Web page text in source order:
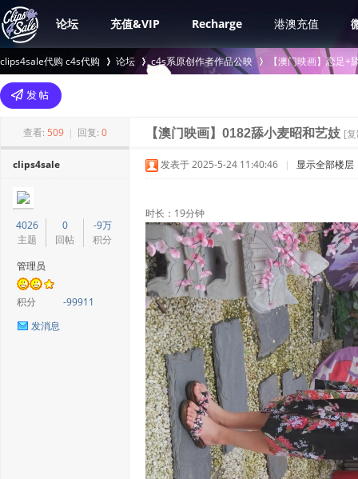
论坛 充值&VIP Recharge 港澳充值
clips4sale代购 c4s代购
>
论坛 c4s系原创作者作品公映
›
【澳门映画】恋足+
查看: 509 | 回复: 0 【澳门映画】0182舔小麦昭和艺妓 [
clips4sale
4026
主题
0
回帖
-9万
积分
管理员
积分
-99911
发消息
发表于 2025-5-24 11:40:46 | 显示全部楼层
时长：19分钟